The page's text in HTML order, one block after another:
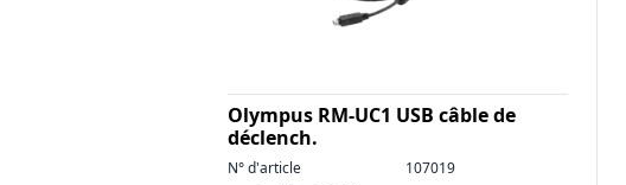
Olympus RM-UC1 USB câble de
déclench.
N° d'article
107019